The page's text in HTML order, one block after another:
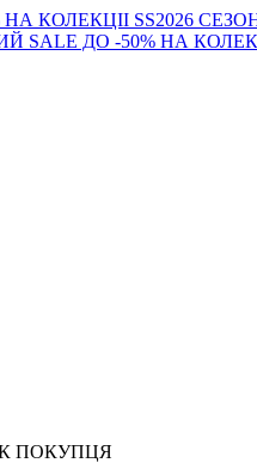
КОЛЕКЦІІ SS2026
SALE ДО -50% НА
ПОКУПЦЯ